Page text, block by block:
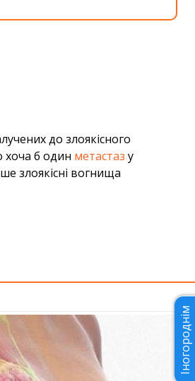
до злоякісного
хоча б один метастаз у
злоякісні вогнища
Іногороднім